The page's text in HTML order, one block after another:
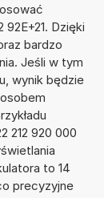
92E+21. Dzięki
bardzo
Jeśli w tym
wynik będzie
212 920 000
to 14
precyzyjne